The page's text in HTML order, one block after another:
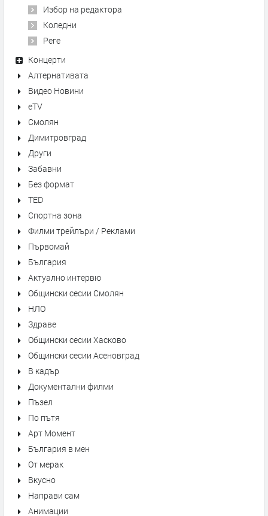
Избор на редактора
Коледни
Реге
Концерти
Алтернативата
Видео Новини
eTV
Смолян
Димитровград
Други
Забавни
Без формат
TED
Спортна зона
Филми трейлъри / Реклами
Първомай
България
Актуално интервю
Общински сесии Смолян
НЛО
Здраве
Общински сесии Хасково
Общински сесии Асеновград
В кадър
Документални филми
Пъзел
По пътя
Арт Момент
България в мен
От мерак
Вкусно
Направи сам
Анимации